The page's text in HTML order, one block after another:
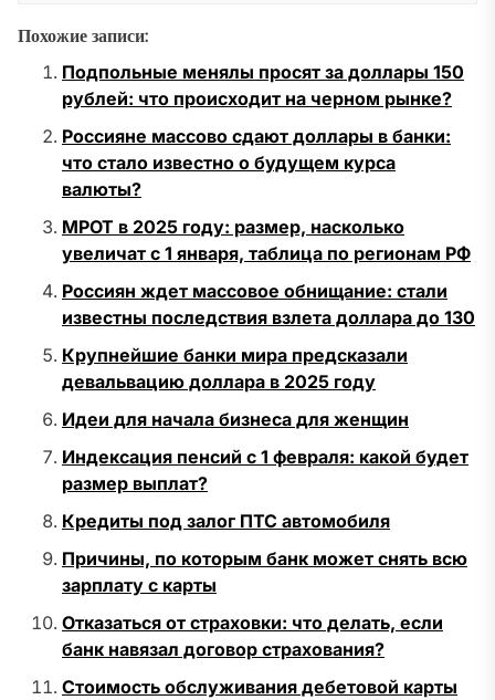
Похожие записи:
Подпольные менялы просят за доллары 150
рублей: что происходит на черном рынке?
Россияне массово сдают доллары в банки:
что стало известно о будущем курса
валюты?
МРОТ в 2025 году: размер, насколько
увеличат с 1 января, таблица по регионам РФ
Россиян ждет массовое обнищание: стали
известны последствия взлета доллара до 130
Крупнейшие банки мира предсказали
девальвацию доллара в 2025 году
Идеи для начала бизнеса для женщин
Индексация пенсий с 1 февраля: какой будет
размер выплат?
Кредиты под залог ПТС автомобиля
Причины, по которым банк может снять всю
зарплату с карты
Отказаться от страховки: что делать, если
банк навязал договор страхования?
Стоимость обслуживания дебетовой карты